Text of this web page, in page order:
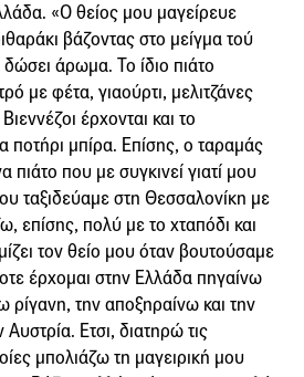
«Ο θείος μου μαγείρευε
βάζοντας στο μείγμα τού
δώσει άρωμα. Το ίδιο πιάτο
με φέτα, γιαούρτι, μελιτζάνες
έρχονται και το
μπίρα. Επίσης, ο ταραμάς
πιάτο που με συγκινεί γιατί μου
ταξιδεύαμε στη Θεσσαλονίκη με
επίσης, πολύ με το χταπόδι και
τον θείο μου όταν βουτούσαμε
έρχομαι στην Ελλάδα πηγαίνω
ρίγανη, την αποξηραίνω και την
Ετσι, διατηρώ τις
μπολιάζω τη μαγειρική μου